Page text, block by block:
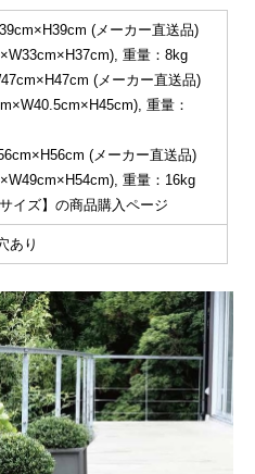
(メーカー直送品)
重量：8kg
(メーカー直送品)
重量：
(メーカー直送品)
重量：16kg
イズ】の商品購入ページ
あり